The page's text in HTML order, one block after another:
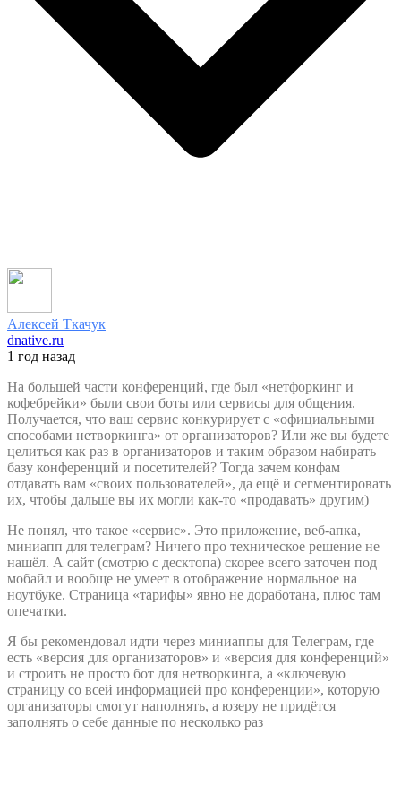
Алексей Ткачук
dnative.ru
1 год назад
На большей части конференций, где был «нетфоркинг и
кофебрейки» были свои боты или сервисы для общения.
Получается, что ваш сервис конкурирует с «официальными
способами нетворкинга» от организаторов? Или же вы будете
целиться как раз в организаторов и таким образом набирать
базу конференций и посетителей? Тогда зачем конфам
отдавать вам «своих пользователей», да ещё и сегментировать
их, чтобы дальше вы их могли как-то «продавать» другим)
Не понял, что такое «сервис». Это приложение, веб-апка,
миниапп для телеграм? Ничего про техническое решение не
нашёл. А сайт (смотрю с десктопа) скорее всего заточен под
мобайл и вообще не умеет в отображение нормальное на
ноутбуке. Страница «тарифы» явно не доработана, плюс там
опечатки.
Я бы рекомендовал идти через миниаппы для Телеграм, где
есть «версия для организаторов» и «версия для конференций»
и строить не просто бот для нетворкинга, а «ключевую
страницу со всей информацией про конференции», которую
организаторы смогут наполнять, а юзеру не придётся
заполнять о себе данные по несколько раз